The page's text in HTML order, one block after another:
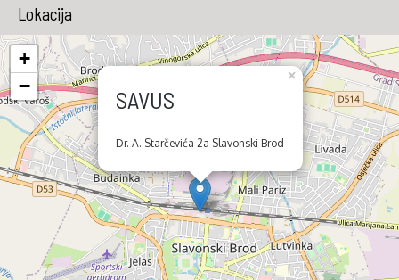
Lokacija
SAVUS
Dr. A. Starčevića 2a Slavonski Brod
×
+
−